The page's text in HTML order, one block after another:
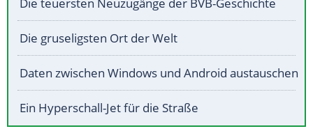
Die teuersten Neuzugänge der BVB-Geschichte
Die gruseligsten Ort der Welt
Daten zwischen Windows und Android austauschen
Ein Hyperschall-Jet für die Straße